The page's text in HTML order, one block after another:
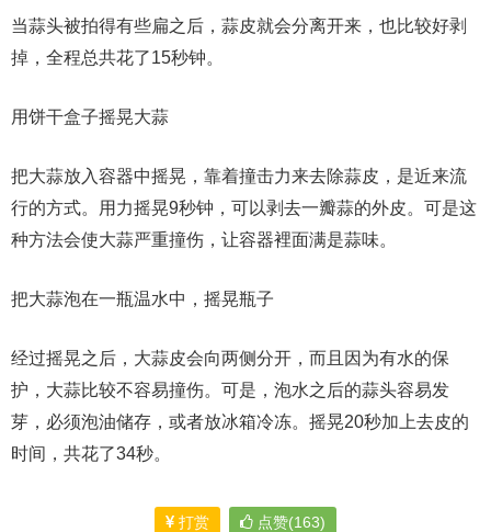
当蒜头被拍得有些扁之后，蒜皮就会分离开来，也比较好剥
掉，全程总共花了15秒钟。
用饼干盒子摇晃大蒜
把大蒜放入容器中摇晃，靠着撞击力来去除蒜皮，是近来流
行的方式。用力摇晃9秒钟，可以剥去一瓣蒜的外皮。可是这
种方法会使大蒜严重撞伤，让容器裡面满是蒜味。
把大蒜泡在一瓶温水中，摇晃瓶子
经过摇晃之后，大蒜皮会向两侧分开，而且因为有水的保
护，大蒜比较不容易撞伤。可是，泡水之后的蒜头容易发
芽，必须泡油储存，或者放冰箱冷冻。摇晃20秒加上去皮的
时间，共花了34秒。
打赏 点赞(163)